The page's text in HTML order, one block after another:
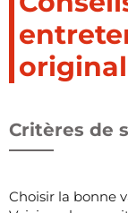
Critères de
Choisir la bonne